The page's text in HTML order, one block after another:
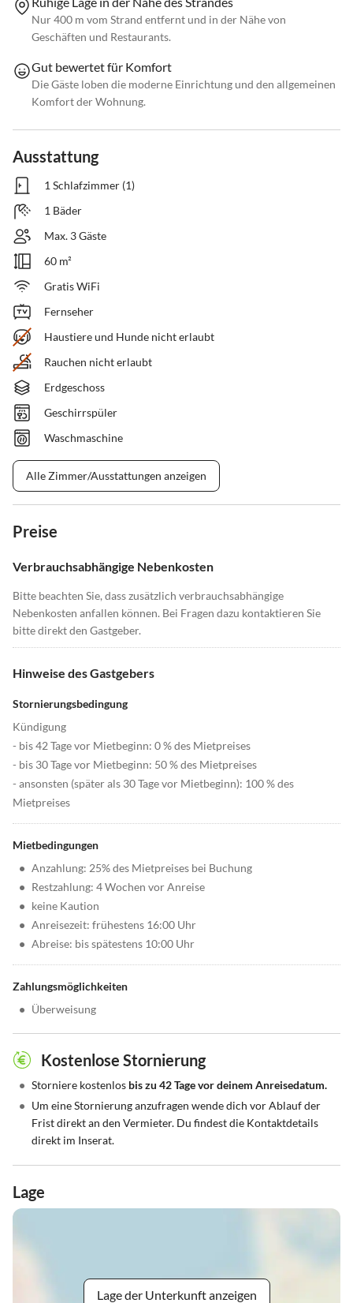
Nur 400 m vom Strand entfernt und in der Nähe von
Geschäften und Restaurants.
Gut bewertet für Komfort
Die Gäste loben die moderne Einrichtung und den allgemeinen
Komfort der Wohnung.
Ausstattung
1 Schlafzimmer (1)
1 Bäder
Max. 3 Gäste
60 m²
Gratis WiFi
Fernseher
Haustiere und Hunde nicht erlaubt
Rauchen nicht erlaubt
Erdgeschoss
Geschirrspüler
Waschmaschine
Alle Zimmer/Ausstattungen anzeigen
Preise
Verbrauchsabhängige Nebenkosten
Bitte beachten Sie, dass zusätzlich verbrauchsabhängige
Nebenkosten anfallen können. Bei Fragen dazu kontaktieren Sie
bitte direkt den Gastgeber.
Hinweise des Gastgebers
Stornierungsbedingung
Kündigung
- bis 42 Tage vor Mietbeginn: 0 % des Mietpreises
- bis 30 Tage vor Mietbeginn: 50 % des Mietpreises
- ansonsten (später als 30 Tage vor Mietbeginn): 100 % des
Mietpreises
Mietbedingungen
• Anzahlung: 25% des Mietpreises bei Buchung
• Restzahlung: 4 Wochen vor Anreise
• keine Kaution
• Anreisezeit: frühestens 16:00 Uhr
• Abreise: bis spätestens 10:00 Uhr
Zahlungsmöglichkeiten
• Überweisung
Kostenlose Stornierung
• Storniere kostenlos bis zu 42 Tage vor deinem Anreisedatum.
• Um eine Stornierung anzufragen wende dich vor Ablauf der
Frist direkt an den Vermieter. Du findest die Kontaktdetails
direkt im Inserat.
Lage
Lage der Unterkunft anzeigen